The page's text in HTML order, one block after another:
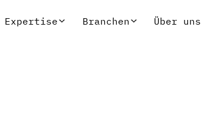
Expertise Branchen Über uns